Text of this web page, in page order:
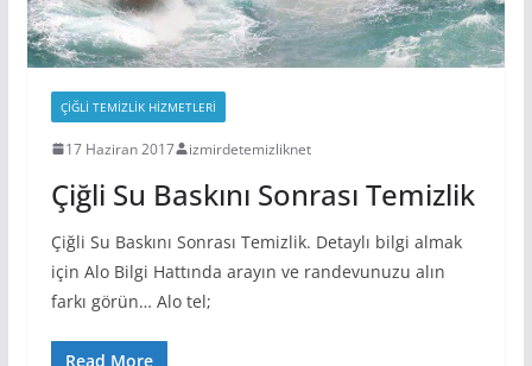
ÇIĞLI TEMIZLIK HIZMETLERI
17 Haziran 2017 izmirdetemizliknet
Çiğli Su Baskını Sonrası Temizlik
Çiğli Su Baskını Sonrası Temizlik. Detaylı bilgi almak
için Alo Bilgi Hattında arayın ve randevunuzu alın
farkı görün… Alo tel;
Read More